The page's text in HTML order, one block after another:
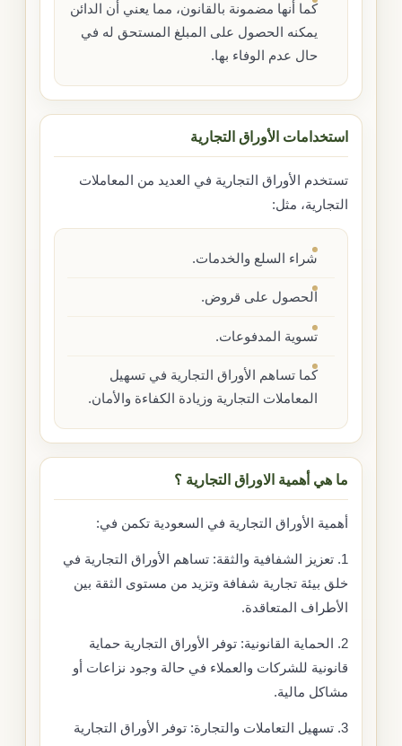
كما أنها مضمونة بالقانون، مما يعني أن الدائن
يمكنه الحصول على المبلغ المستحق له في
حال عدم الوفاء بها.
استخدامات الأوراق التجارية
تستخدم الأوراق التجارية في العديد من المعاملات
التجارية، مثل:
شراء السلع والخدمات.
الحصول على قروض.
تسوية المدفوعات.
كما تساهم الأوراق التجارية في تسهيل
المعاملات التجارية وزيادة الكفاءة والأمان.
ما هي أهمية الاوراق التجارية ؟
أهمية الأوراق التجارية في السعودية تكمن في:
1. تعزيز الشفافية والثقة: تساهم الأوراق التجارية في
خلق بيئة تجارية شفافة وتزيد من مستوى الثقة بين
الأطراف المتعاقدة.
2. الحماية القانونية: توفر الأوراق التجارية حماية
قانونية للشركات والعملاء في حالة وجود نزاعات أو
مشاكل مالية.
3. تسهيل التعاملات والتجارة: توفر الأوراق التجارية